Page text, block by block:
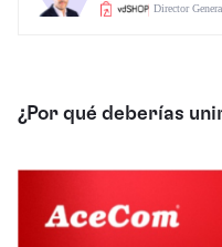
Director
¿Por qué deberías